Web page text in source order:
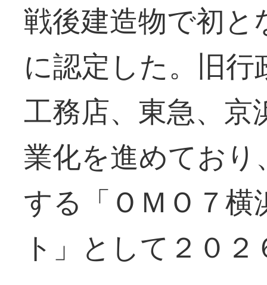
戦後建造物で初と
に認定した。旧
工務店、東急、京
業化を進めてお
する「ＯＭＯ７
ト」として２０